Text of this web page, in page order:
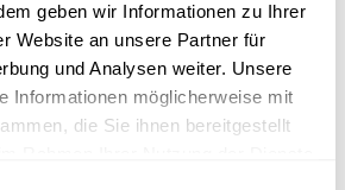
geben wir Informationen zu Ihrer
Website an unsere Partner für
und Analysen weiter. Unsere
Informationen möglicherweise mit
die Sie ihnen bereitgestellt
Die wichtigsten Ergebnisse
Luxemburg
Forschungsergebnisse des Jahres 2022